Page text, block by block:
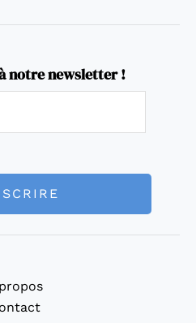
notre newsletter !